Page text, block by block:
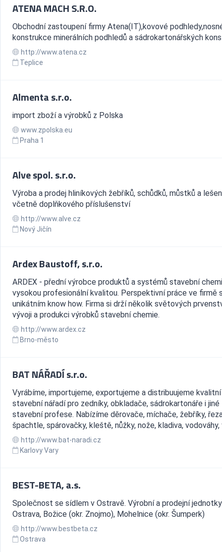
ATENA MACH S.R.O.
Obchodní zastoupení firmy Atena(IT),kovové
konstrukce minerálních podhledů a sádrokartonářských
http://www.atena.cz
Teplice
Almenta s.r.o.
import zboží a výrobků z Polska
www.zpolska.eu
Praha 1
Alve spol. s.r.o.
Výroba a prodej hliníkových žebříků, schůdků, můstků a
včetně doplňkového příslušenství
http://www.alve.cz
Nový Jičín
Ardex Baustoff, s.r.o.
ARDEX - přední výrobce produktů a systémů stavební
vysokou profesionální kvalitou. Perspektivní práce ve firmě
unikátním know how. Firma si drží několik světových
vývoji a produkci výrobků stavební chemie.
http://www.ardex.cz
Brno-město
BAT NÁŘADÍ s.r.o.
Vyrábíme, importujeme, exportujeme a distribuujeme kvalitní
stavební nářadí pro zedníky, obkladače, sádrokartonáře i jiné
stavební profese. Nabízíme děrovače, míchače, žebříky,
špachtle, spárovačky, kleště, nůžky, nože, kladiva, vodováhy,
http://www.bat-naradi.cz
Karlovy Vary
BEST-BETA, a.s.
Společnost se sídlem v Ostravě. Výrobní a prodejní
Ostrava, Božice (okr. Znojmo), Mohelnice (okr. Šumperk)
http://www.bestbeta.cz
Ostrava